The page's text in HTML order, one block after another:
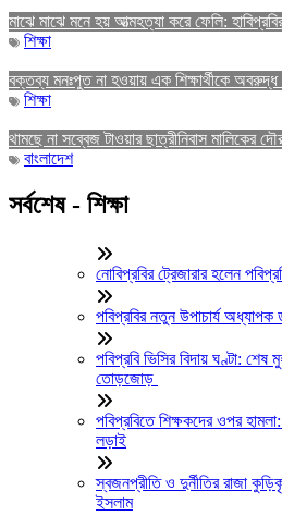
মাঝে মাঝে মনে হয় আত্মহত্যা করে ফেলি:
শিক্ষা
বক্তব্য মনঃপুত না হওয়ায় এক শিক্ষার্থীকে অবরুদ্ধ
শিক্ষা
থামছে না সব্বেজ টাওয়ার ছাত্রীনিবাস মালিকের
বাংলাদেশ
সর্বশেষ - শিক্ষা
নোবিপ্রবির ট্রেজারার হলেন
পবিপ্রবির নতুন উপাচার্য
পবিপ্রবি ভিসির বিদায় ঘণ্টা:
তোড়জোড়
পবিপ্রবিতে শিক্ষকদের ওপর
লড়াই
স্বজনপ্রীতি ও দুর্নীতির রাজা
ইসলাম